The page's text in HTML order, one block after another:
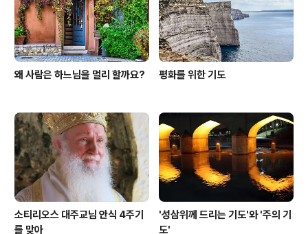
왜 사람은 하느님을 멀리 할까요? 평화를 위한 기도
소티리오스 대주교님 안식 4주기
를 맞아
'성삼위께 드리는 기도'와 '주의 기
도'